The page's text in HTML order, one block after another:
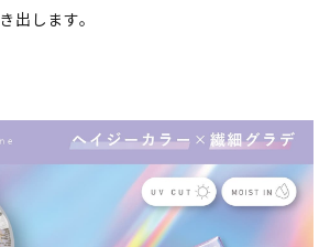
出します。